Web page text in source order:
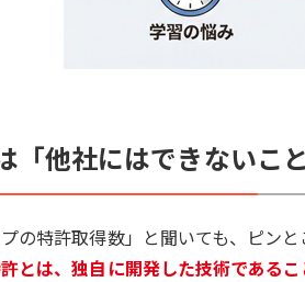
「他社にはできないこ
プの特許取得数」と聞いても、ピン
とは、独自に開発した技術である